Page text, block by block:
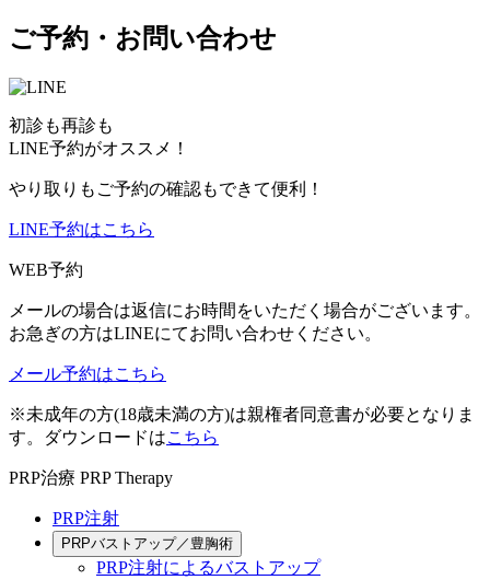
ご予約・お問い合わせ
初診も再診も
LINE予約がオススメ！
やり取りもご予約の確認もできて便利！
LINE予約はこちら
WEB予約
メールの場合は返信にお時間をいただく場合がございます。
お急ぎの方はLINEにてお問い合わせください。
メール予約はこちら
※未成年の方(18歳未満の方)は親権者同意書が必要となりま
す。ダウンロードはこちら
PRP治療 PRP Therapy
PRP注射
PRPバストアップ／豊胸術
PRP注射によるバストアップ